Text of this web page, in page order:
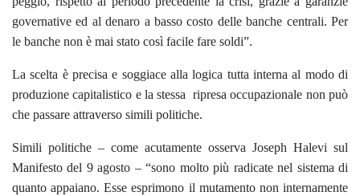
governative ed al denaro a basso costo delle banche centrali. Per
le banche non è mai stato così facile fare soldi”.
La scelta è precisa e soggiace alla logica tutta interna al modo di
produzione capitalistico e la stessa ripresa occupazionale non può
che passare attraverso simili politiche.
Simili politiche – come acutamente osserva Joseph Halevi sul
Manifesto del 9 agosto – “sono molto più radicate nel sistema di
quanto appaiano. Esse esprimono il mutamento non internamente